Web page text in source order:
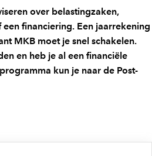
over belastingzaken,
financiering. Een jaarrekening
MKB moet je snel schakelen.
en heb je al een financiële
kun je naar de Post-